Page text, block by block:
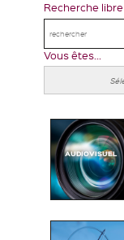
Recherche libre
Vous êtes...
AUDIOVISUEL